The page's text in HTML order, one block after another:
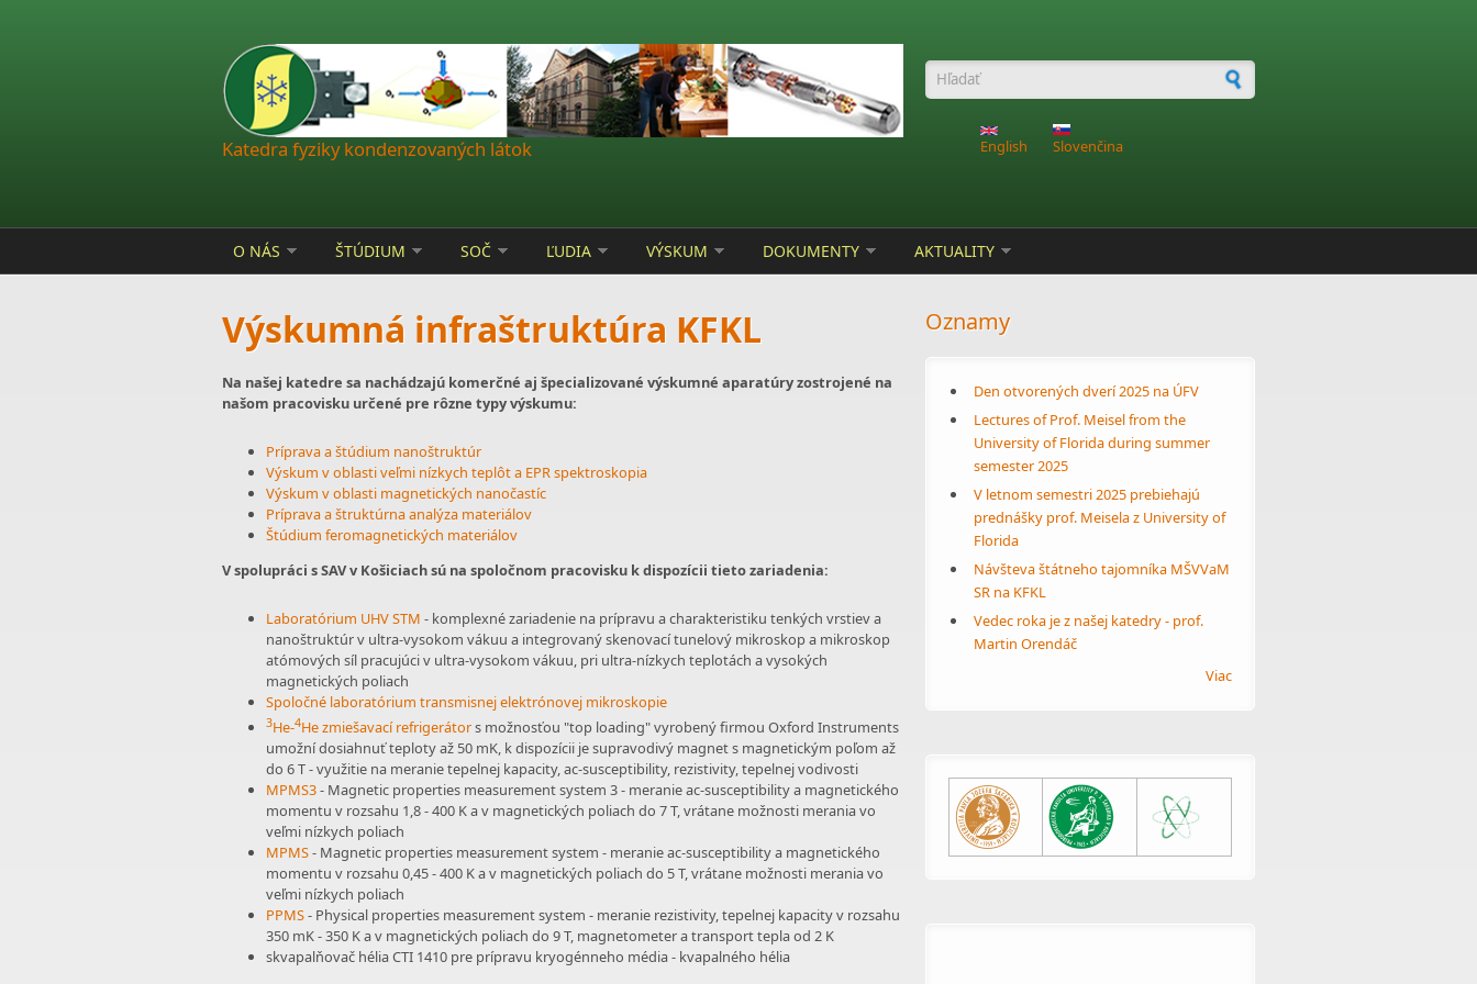
Katedra fyziky kondenzovaných látok
Vyhľadávanie
English Slovenčina
O NÁS ŠTÚDIUM SOČ ĽUDIA VÝSKUM DOKUMENTY AKTUALITY
Výskumná infraštruktúra KFKL
Na našej katedre sa nachádzajú komerčné aj špecializované výskumné aparatúry zostrojené na
našom pracovisku určené pre rôzne typy výskumu:
Príprava a štúdium nanoštruktúr
Výskum v oblasti veľmi nízkych teplôt a EPR spektroskopia
Výskum v oblasti magnetických nanočastíc
Príprava a štruktúrna analýza materiálov
Štúdium feromagnetických materiálov
V spolupráci s SAV v Košiciach sú na spoločnom pracovisku k dispozícii tieto zariadenia:
Laboratórium UHV STM - komplexné zariadenie na prípravu a charakteristiku tenkých vrstiev a
nanoštruktúr v ultra-vysokom vákuu a integrovaný skenovací tunelový mikroskop a mikroskop
atómových síl pracujúci v ultra-vysokom vákuu, pri ultra-nízkych teplotách a vysokých
magnetických poliach
Spoločné laboratórium transmisnej elektrónovej mikroskopie
3He-4He zmiešavací refrigerátors možnosťou "top loading" vyrobený firmou Oxford Instruments
umožní dosiahnuť teploty až 50 mK, k dispozícii je supravodivý magnet s magnetickým poľom až
do 6 T - využitie na meranie tepelnej kapacity, ac-susceptibility, rezistivity, tepelnej vodivosti
MPMS3- Magnetic properties measurement system 3 - meranie ac-susceptibility a magnetického
momentu v rozsahu 1,8 - 400 K a v magnetických poliach do 7 T, vrátane možnosti merania vo
veľmi nízkych poliach
MPMS- Magnetic properties measurement system - meranie ac-susceptibility a magnetického
momentu v rozsahu 0,45 - 400 K a v magnetických poliach do 5 T, vrátane možnosti merania vo
veľmi nízkych poliach
PPMS- Physical properties measurement system - meranie rezistivity, tepelnej kapacity v rozsahu
350 mK - 350 K a v magnetických poliach do 9 T, magnetometer a transport tepla od 2 K
skvapalňovač hélia CTI 1410 pre prípravu kryogénneho média - kvapalného hélia
Oznamy
Den otvorených dverí 2025 na ÚFV
Lectures of Prof. Meisel from the
University of Florida during summer
semester 2025
V letnom semestri 2025 prebiehajú
prednášky prof. Meisela z University of
Florida
Návšteva štátneho tajomníka MŠVVaM
SR na KFKL
Vedec roka je z našej katedry - prof.
Martin Orendáč
Viac